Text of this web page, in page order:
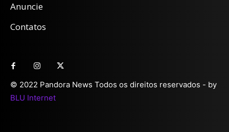
Anuncie
Contatos
© 2022 Pandora News Todos os direitos reservados - by
BLU Internet